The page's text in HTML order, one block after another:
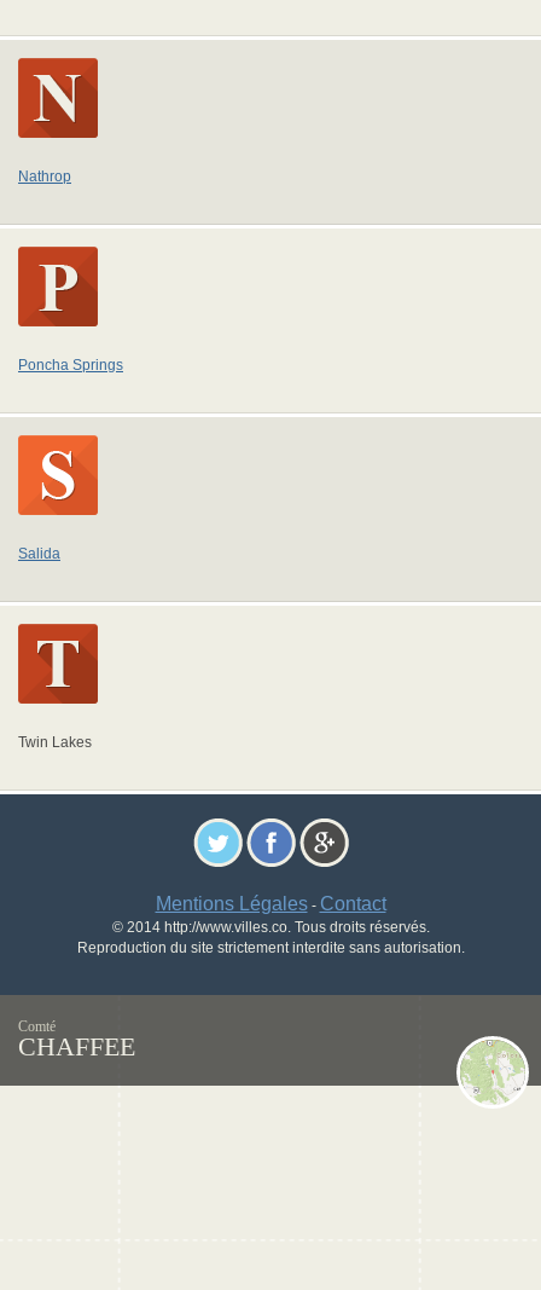
Nathrop
Poncha Springs
Salida
Twin Lakes
Mentions Légales- Contact
© 2014 http://www.villes.co. Tous droits réservés.
Reproduction du site strictement interdite sans autorisation.
Comté
CHAFFEE